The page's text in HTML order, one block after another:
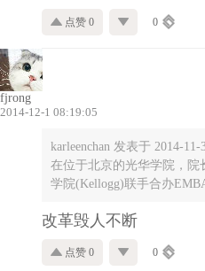
点赞 0 0
fjrong
2014-12-1 08:19:05
karleenchan 发表于 2014-11-
在位于北京的光华学院，院
学院(Kellogg)联手合办
改革毁人不断
点赞 0 0